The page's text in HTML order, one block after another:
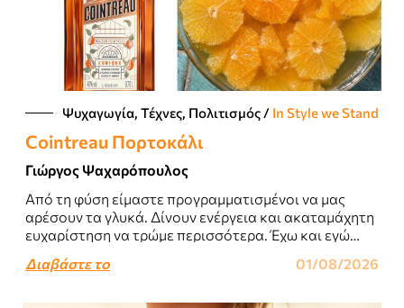
Ψυχαγωγία, Τέχνες, Πολιτισμός / In Style we Stand
Cointreau Πορτοκάλι
Γιώργος Ψαχαρόπουλος
Από τη φύση είμαστε προγραμματισμένοι να μας
αρέσουν τα γλυκά. Δίνουν ενέργεια και ακαταμάχητη
ευχαρίστηση να τρώμε περισσότερα. Έχω και εγώ
Διαβάστε το 01/08/2026